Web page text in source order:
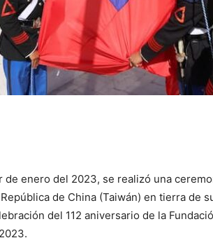
de enero del 2023, se realizó una
de China (Taiwán) en tierra de
del 112 aniversario de la